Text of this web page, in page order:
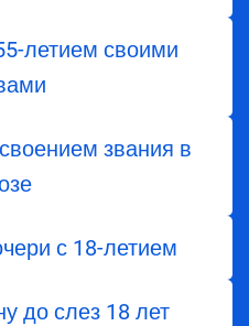
летием своими
звания в
с 18-летием
до слез 18 лет